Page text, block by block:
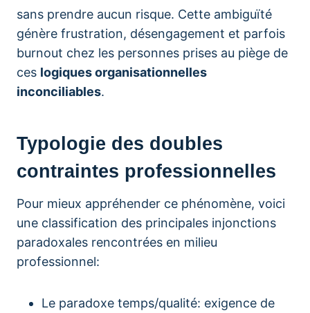
sans prendre aucun risque. Cette ambiguïté
génère frustration, désengagement et parfois
burnout chez les personnes prises au piège de
ces logiques organisationnelles
inconciliables.
Typologie des doubles
contraintes professionnelles
Pour mieux appréhender ce phénomène, voici
une classification des principales injonctions
paradoxales rencontrées en milieu
professionnel:
Le paradoxe temps/qualité: exigence de